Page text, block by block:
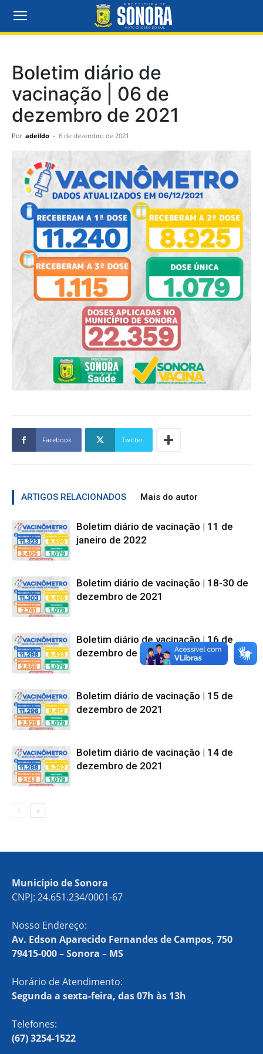
Boletim diário de
vacinação | 06 de
dezembro de 2021
Por adeildo - 6 de dezembro de 2021
Facebook Twitter
ARTIGOS RELACIONADOS Mais do autor
Boletim diário de vacinação | 11 de
janeiro de 2022
Boletim diário de vacinação | 18-30 de
dezembro de 2021
Boletim diário de vacinação | 16 de
dezembro de 2021
Boletim diário de vacinação | 15 de
dezembro de 2021
Boletim diário de vacinação | 14 de
dezembro de 2021
Município de Sonora
CNPJ: 24.651.234/0001-67
Nosso Endereço:
Av. Edson Aparecido Fernandes de Campos, 750
79415-000 – Sonora – MS
Horário de Atendimento:
Segunda a sexta-feira, das 07h às 13h
Telefones:
(67) 3254-1522